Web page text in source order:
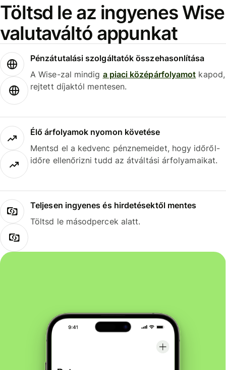
Töltsd le az ingyenes Wise
valutaváltó appunkat
Pénzátutalási szolgáltatók összehasonlítása
A Wise-zal mindig a piaci középárfolyamot kapod,
rejtett díjaktól mentesen.
Élő árfolyamok nyomon követése
Mentsd el a kedvenc pénznemeidet, hogy időről-
időre ellenőrizni tudd az átváltási árfolyamaikat.
Teljesen ingyenes és hirdetésektől mentes
Töltsd le másodpercek alatt.